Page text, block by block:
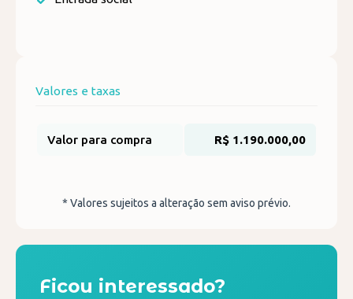
Valores e taxas
Valor para compra R$ 1.190.000,00
* Valores sujeitos a alteração sem aviso prévio.
Ficou interessado?